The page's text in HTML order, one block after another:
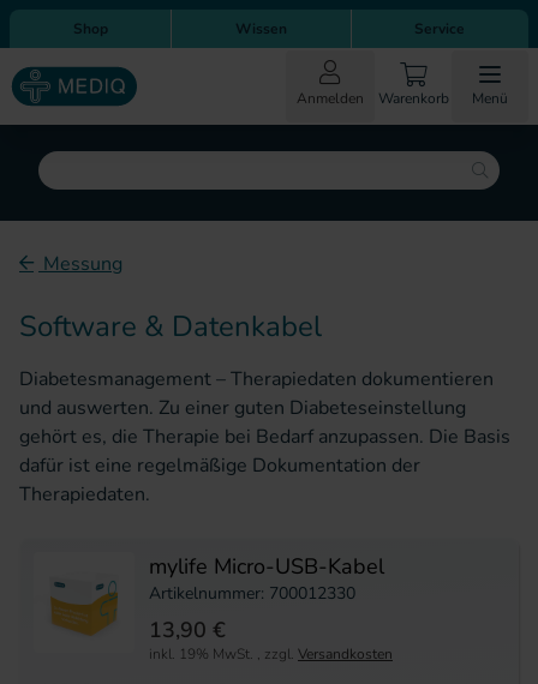
Direkt zum Inhalt
Direkt zur Hauptnavigation
Shop Wissen Service
Anmelden Warenkorb Menü
Suche
Messung
Software & Datenkabel
Diabetesmanagement – Therapiedaten dokumentieren
und auswerten. Zu einer guten Diabeteseinstellung
gehört es, die Therapie bei Bedarf anzupassen. Die Basis
dafür ist eine regelmäßige Dokumentation der
Therapiedaten.
mylife Micro-USB-Kabel
Artikelnummer: 700012330
13,90 €
inkl. 19% MwSt. , zzgl. Versandkosten